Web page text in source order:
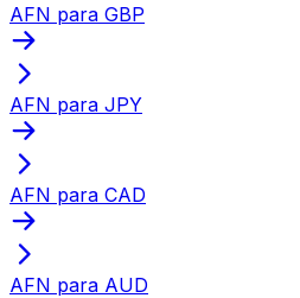
AFN para GBP
AFN para JPY
AFN para CAD
AFN para AUD